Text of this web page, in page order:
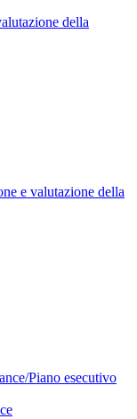
della
e valutazione della
Piano esecutivo